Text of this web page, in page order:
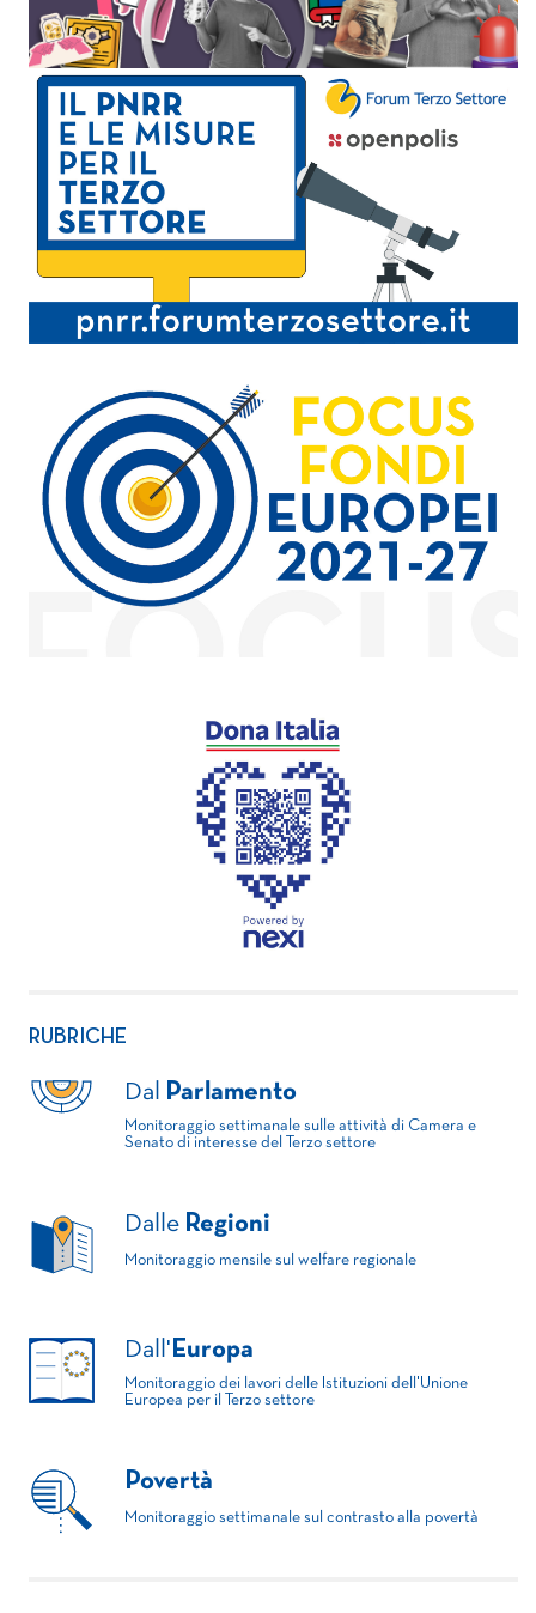
RUBRICHE
Dal Parlamento
Monitoraggio settimanale sulle attività di Camera e
Senato di interesse del Terzo settore
Dalle Regioni
Monitoraggio mensile sul welfare regionale
Dall' Europa
Monitoraggio dei lavori delle Istituzioni dell'Unione
Europea per il Terzo settore
Povertà
Monitoraggio settimanale sul contrasto alla povertà